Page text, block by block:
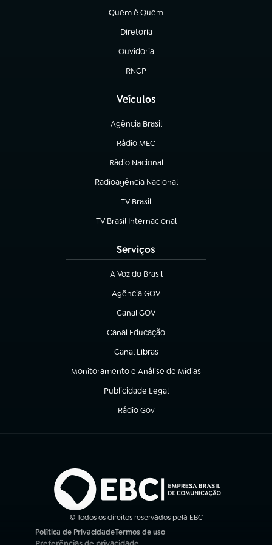
Quem é Quem
(abre em nova aba)
Diretoria
(abre em nova aba)
Ouvidoria
(abre em nova aba)
RNCP
(abre em nova aba)
Veículos
Agência Brasil
(abre em nova aba)
Rádio MEC
Rádio Nacional
(abre em nova aba)
Radioagência Nacional
(abre em nova aba)
TV Brasil
(abre em nova aba)
TV Brasil Internacional
(abre em nova aba)
Serviços
A Voz do Brasil
(abre em nova aba)
Agência GOV
(abre em nova aba)
Canal GOV
(abre em nova aba)
Canal Educação
(abre em nova aba)
Canal Libras
(abre em nova aba)
Monitoramento e Análise de Mídias
(abre em nova aba)
Publicidade Legal
(abre em nova aba)
Rádio Gov
(abre em nova aba)
© Todos os direitos reservados pela EBC
Política de Privacidade
(abre em nova aba)
Termos de uso
(abre em nova aba)